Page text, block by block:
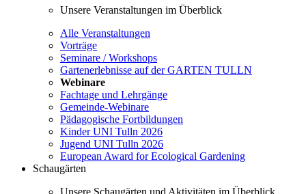
Unsere Veranstaltungen im Überblick
Alle Veranstaltungen
Vorträge
Seminare / Workshops
Gartenerlebnisse auf der GARTEN TULLN
Webinare
Fachtage und Lehrgänge
Gemeinde-Webinare
Pädagogische Fortbildungen
Kinder UNI Tulln 2026
Jugend UNI Tulln 2026
European Award for Ecological Gardening
Schaugärten
Unsere Schaugärten und Aktivitäten im Überblick